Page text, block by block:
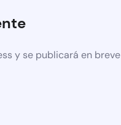
y se publicará en breve